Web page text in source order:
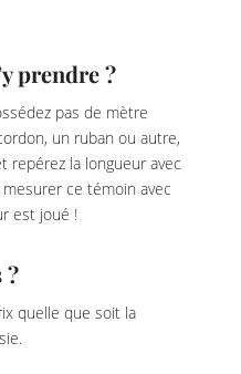
prendre ?
pas de mètre
un ruban ou autre,
repérez la longueur avec
ce témoin avec
est joué !
?
quelle que soit la